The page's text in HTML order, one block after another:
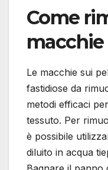
Come
Le macchie sui
fastidiose da
metodi efficaci
tessuto. Per
è possibile
diluito in acqua